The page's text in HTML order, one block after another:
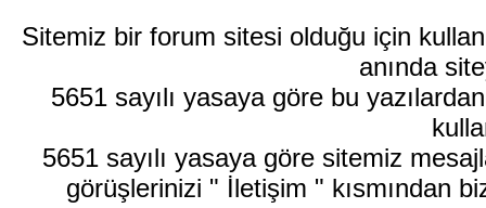
Sitemiz bir forum sitesi olduğu için
anında
5651 sayılı yasaya göre bu
5651 sayılı yasaya göre sitemiz
görüşlerinizi " İletişim " kısmından